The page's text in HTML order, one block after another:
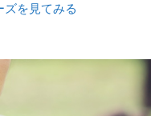
ズを見てみる